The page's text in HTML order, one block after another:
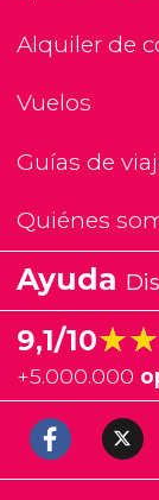
Alquiler de
Vuelos
Guías de
Quiénes
Ayuda
9,1/10
+5.000.000